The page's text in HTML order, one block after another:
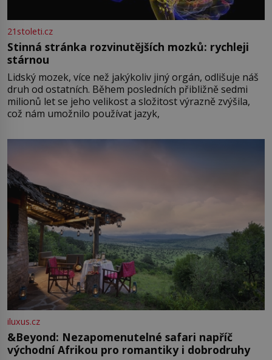
21stoleti.cz
Stinná stránka rozvinutějších mozků: rychleji
stárnou
Lidský mozek, více než jakýkoliv jiný orgán, odlišuje náš
druh od ostatních. Během posledních přibližně sedmi
milionů let se jeho velikost a složitost výrazně zvýšila,
což nám umožnilo používat jazyk,
iluxus.cz
&Beyond: Nezapomenutelné safari napříč
východní Afrikou pro romantiky i dobrodruhy